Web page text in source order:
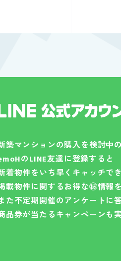
築マンションの購入を検討中
のLINE友達に登録すると
着物件をいち早くキャッチでき
載物件に関するお得な㊙情報
た不定期開催のアンケートに
品券が当たるキャンペーンも